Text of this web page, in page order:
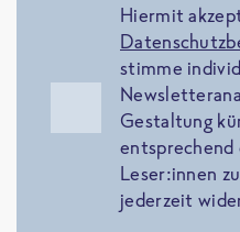
Hiermit
stimme
Gestaltung
entsprechend
Leser:innen
jederzeit